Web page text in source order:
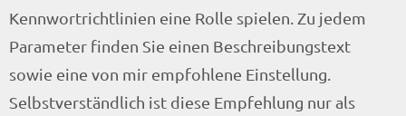
Kennwortrichtlinien eine Rolle spielen. Zu jedem
Parameter finden Sie einen Beschreibungstext
sowie eine von mir empfohlene Einstellung.
Selbstverständlich ist diese Empfehlung nur als